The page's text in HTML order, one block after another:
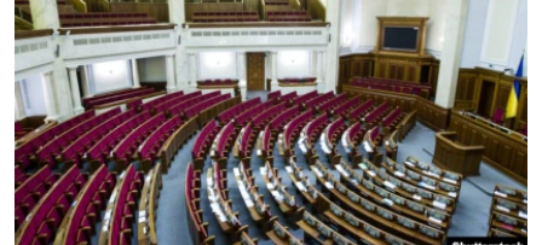
ФОТО
СПЕЦПРОЄКТИ
ПОДКАСТИ
КРИМ РЕАЛІЇ
РУС